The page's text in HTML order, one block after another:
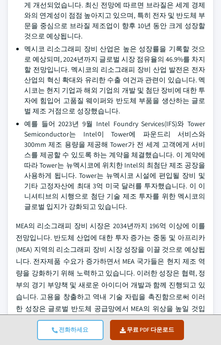
전화하세요 무료 PDF 다운로드
게 개선되었습니다. 최신 전망에 따르면 브라질은 세계 경제
와의 연계성이 점점 높아지고 있으며, 특히 전자 및 반도체 부
문을 중심으로 브라질 제조업이 향후 10년 동안 크게 성장할
것으로 예상됩니다.
멕시코 리소그래피 장비 산업은 높은 성장률을 기록할 것으
로 예상되며, 2024년까지 글로벌 시장 점유율의 46.9%를 차지
할 전망입니다. 멕시코의 리소그래피 장비 산업 발전은 전자
산업의 혁신 확대와 유리한 수출 여건과 관련이 있습니다. 멕
시코는 현지 기업과 해외 기업의 개발 및 첨단 장비에 대한 투
자에 힘입어 고품질 웨이퍼와 반도체 부품을 생산하는 글로
벌 제조 거점으로 성장했습니다.
예를 들어 2023년 9월 Intel Foundry Services(IFS)와 Tower
Semiconductor는 Intel이 Tower에 파운드리 서비스와
300mm 제조 용량을 제공해 Tower가 전 세계 고객에게 서비
스를 제공할 수 있도록 하는 계약을 체결했습니다. 이 계약에
따라 Tower는 뉴멕시코에 위치한 Intel의 최첨단 제조 공장을
사용하게 됩니다. Tower는 뉴멕시코 시설에 편입될 장비 및
기타 고정자산에 최대 3억 미국 달러를 투자했습니다. 이 이
니셔티브의 시행으로 첨단 기술 제조 투자를 위한 멕시코의
글로벌 입지가 강화되고 있습니다.
MEA의 리소그래피 장비 시장은 2034년까지 196억 이상에 이를
전망입니다. 반도체 산업에 대한 투자 증가는 중동 및 아프리카
(MEA) 지역의 리소그래피 장비 시장 성장을 이끌 것으로 예상됩
니다. 전자제품 수요가 증가하면서 MEA 국가들은 현지 제조 역
량을 강화하기 위해 노력하고 있습니다. 이러한 성장은 협력, 정
부의 경기 부양책 및 새로운 아이디어 개발과 함께 진행되고 있
습니다. 고용을 창출하고 역내 기술 자립을 촉진함으로써 이러
한 성장은 글로벌 반도체 공급망에서 MEA의 위상을 높일 것입
남아프리카공화국의 리소그래피 장비 시장은 꾸준히 성장하